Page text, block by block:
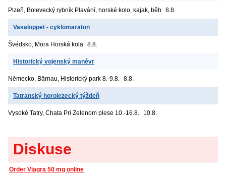
Plzeň, Bolevecký rybník Plavání, horské kolo, kajak, běh 8.8.
Vasaloppet - cyklomaraton
Švédsko, Mora Horská kola 8.8.
Historický vojenský manévr
Německo, Bärnau, Historický park 8.-9.8. 8.8.
Tatranský horolezecký týždeň
Vysoké Tatry, Chata Pri Zelenom plese 10.-16.8. 10.8.
Diskuse
Order Viagra 50 mg online